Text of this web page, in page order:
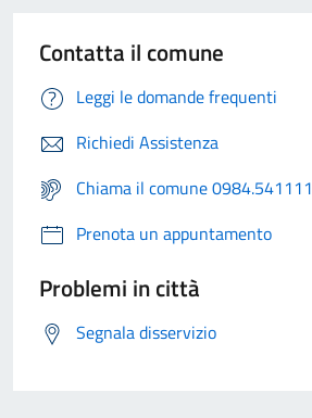
Contatta il comune
Leggi le domande frequenti
Richiedi Assistenza
Chiama il comune 0984.541111
Prenota un appuntamento
Problemi in città
Segnala disservizio